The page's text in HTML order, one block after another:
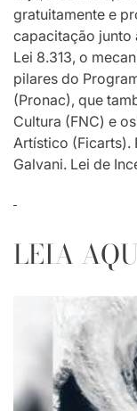
gratuitamente e
capacitação junto
Lei 8.313, o
pilares do
(Pronac), que
Cultura (FNC) e
Artístico (Ficarts).
Galvani. Lei de
LEIA